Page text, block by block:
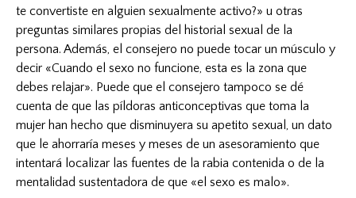
te convertiste en alguien sexualmente activo?» u otras
preguntas similares propias del historial sexual de la
persona. Además, el consejero no puede tocar un músculo y
decir «Cuando el sexo no funcione, esta es la zona que
debes relajar». Puede que el consejero tampoco se dé
cuenta de que las píldoras anticonceptivas que toma la
mujer han hecho que disminuyera su apetito sexual, un dato
que le ahorraría meses y meses de un asesoramiento que
intentará localizar las fuentes de la rabia contenida o de la
mentalidad sustentadora de que «el sexo es malo».